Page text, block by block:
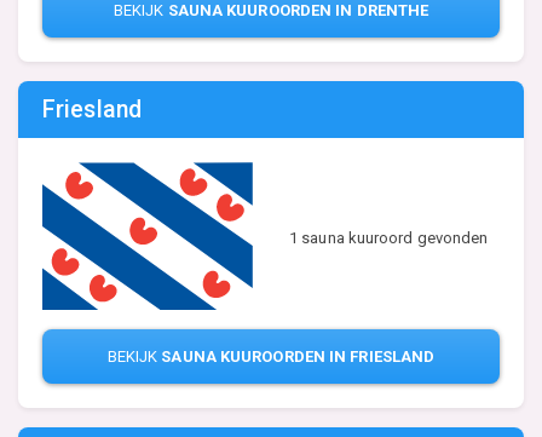
BEKIJK SAUNA KUUROORDEN IN DRENTHE
Friesland
1 sauna kuuroord gevonden
BEKIJK SAUNA KUUROORDEN IN FRIESLAND